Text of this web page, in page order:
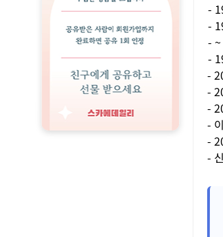
-
-
-
-
-
-
-
-
-
-